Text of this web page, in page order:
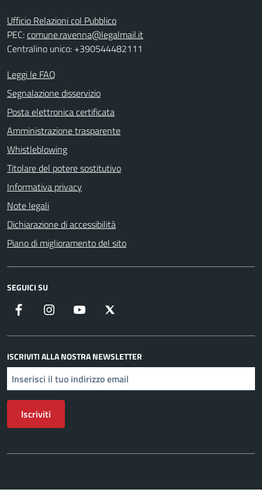
Ufficio Relazioni col Pubblico
PEC:comune.ravenna@legalmail.it
Centralino unico: +390544482111
Leggi le FAQ
Segnalazione disservizio
Posta elettronica certificata
Amministrazione trasparente
Whistleblowing
Titolare del potere sostitutivo
Informativa privacy
Note legali
Dichiarazione di accessibilità
Piano di miglioramento del sito
SEGUICI SU
Facebook Instagram YouTube
ISCRIVITI ALLA NOSTRA NEWSLETTER